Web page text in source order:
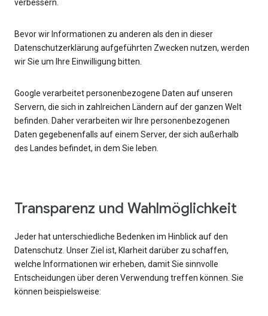
verbessern.
Bevor wir Informationen zu anderen als den in dieser
Datenschutzerklärung aufgeführten Zwecken nutzen, werden
wir Sie um Ihre Einwilligung bitten.
Google verarbeitet personenbezogene Daten auf unseren
Servern, die sich in zahlreichen Ländern auf der ganzen Welt
befinden. Daher verarbeiten wir Ihre personenbezogenen
Daten gegebenenfalls auf einem Server, der sich außerhalb
des Landes befindet, in dem Sie leben.
Transparenz und Wahlmöglichkeit
Jeder hat unterschiedliche Bedenken im Hinblick auf den
Datenschutz. Unser Ziel ist, Klarheit darüber zu schaffen,
welche Informationen wir erheben, damit Sie sinnvolle
Entscheidungen über deren Verwendung treffen können. Sie
können beispielsweise: